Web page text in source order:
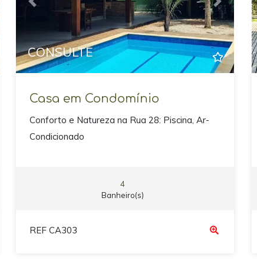
Previous Next
CONSULTE
Casa em Condomínio
Conforto e Natureza na Rua 28: Piscina, Ar-
Condicionado
4
Banheiro(s)
REF CA303